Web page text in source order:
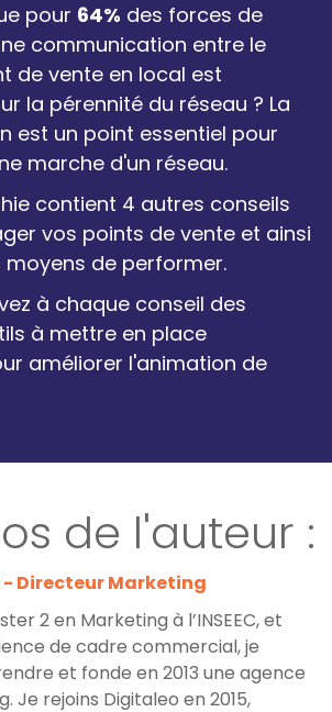
pour 64% des forces de
communication entre le
de vente en local est
la pérennité du réseau ? La
est un point essentiel pour
marche d'un réseau.
contient 4 autres conseils
vos points de vente et ainsi
moyens de performer.
à chaque conseil des
à mettre en place
améliorer l'animation de
de l'auteur :
Directeur Marketing
2 en Marketing à l’INSEEC, et
de cadre commercial, je
et fonde en 2013 une agence
Je rejoins Digitaleo en 2015,